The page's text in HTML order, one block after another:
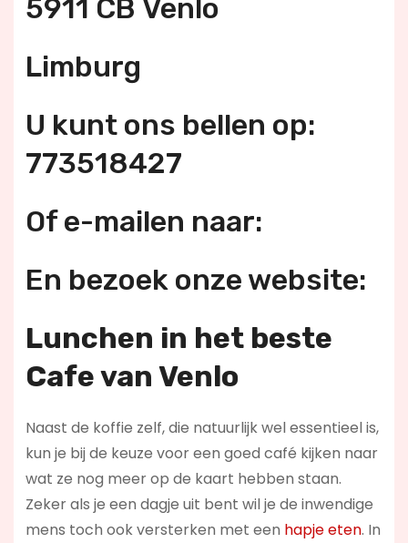
5911 CB Venlo
Limburg
U kunt ons bellen op:
773518427
Of e-mailen naar:
En bezoek onze website:
Lunchen in het beste
Cafe van Venlo
Naast de koffie zelf, die natuurlijk wel essentieel is,
kun je bij de keuze voor een goed café kijken naar
wat ze nog meer op de kaart hebben staan.
Zeker als je een dagje uit bent wil je de inwendige
mens toch ook versterken met een hapje eten. In